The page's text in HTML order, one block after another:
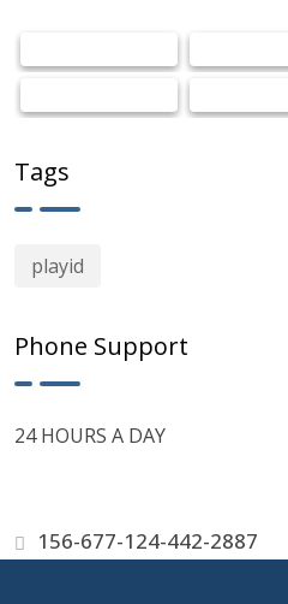
Tags
playid
Phone Support
24 HOURS A DAY
156-677-124-442-2887